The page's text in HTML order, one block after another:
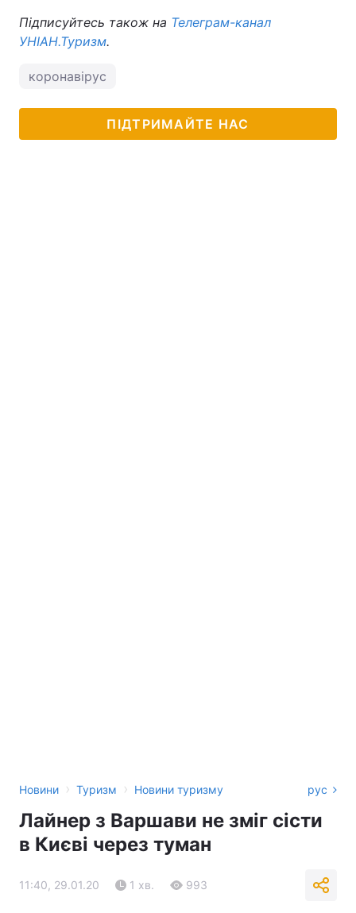
Підписуйтесь також на Телеграм-канал
УНІАН.Туризм.
коронавірус
ПІДТРИМАЙТЕ НАС
Новини › Туризм › Новини туризму рус
Лайнер з Варшави не зміг сісти
в Києві через туман
11:40, 29.01.20 1 хв. 993